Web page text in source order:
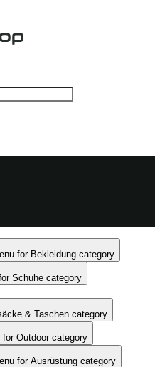
for Bekleidung category
Schuhe category
& Taschen category
Outdoor category
for Ausrüstung category